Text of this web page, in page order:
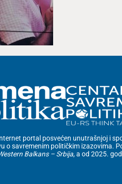
portal posvećen unutrašnjoj i
o savremenim političkim izazovima.
Balkans – Srbija, a od 2025.